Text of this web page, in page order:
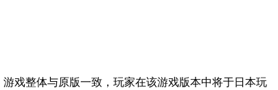
戏整体与原版一致，玩家在该游戏版本中将于日本玩